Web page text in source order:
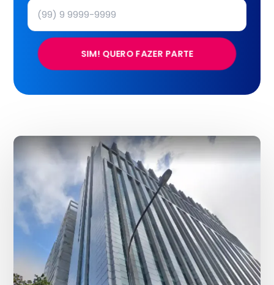
SIM! QUERO FAZER PARTE